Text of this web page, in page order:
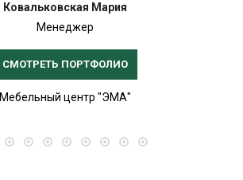
Ковальковская Мария
Менеджер
СМОТРЕТЬ ПОРТФОЛИО
Мебельный центр "ЭМА"